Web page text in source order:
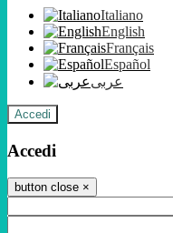
Italiano
English
Français
Español
عربى
Accedi
Accedi
button close ×